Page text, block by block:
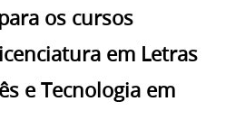
os cursos
em Letras
e Tecnologia em